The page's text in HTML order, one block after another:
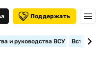
Поддержать
и руководства ВСУ